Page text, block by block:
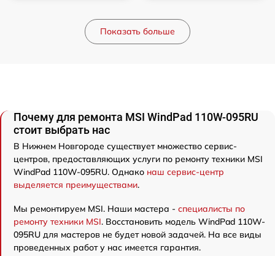
Показать больше
Почему для ремонта MSI WindPad 110W-095RU
стоит выбрать нас
В Нижнем Новгороде существует множество сервис-
центров, предоставляющих услуги по ремонту техники MSI
WindPad 110W-095RU. Однако наш сервис-центр
выделяется преимуществами.
Мы ремонтируем MSI. Наши мастера - специалисты по
ремонту техники MSI. Восстановить модель WindPad 110W-
095RU для мастеров не будет новой задачей. На все виды
проведенных работ у нас имеется гарантия.